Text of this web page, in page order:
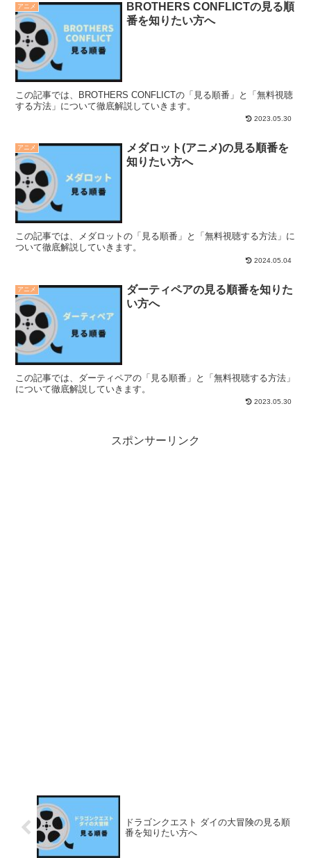
アニメ
BROTHERS CONFLICTの見る順
番を知りたい方へ
この記事では、BROTHERS CONFLICTの「見る順番」と「無料視聴
する方法」について徹底解説していきます。
2023.05.30
アニメ
メダロット(アニメ)の見る順番を
知りたい方へ
この記事では、メダロットの「見る順番」と「無料視聴する方法」に
ついて徹底解説していきます。
2024.05.04
アニメ
ダーティペアの見る順番を知りた
い方へ
この記事では、ダーティペアの「見る順番」と「無料視聴する方法」
について徹底解説していきます。
2023.05.30
スポンサーリンク
ドラゴンクエスト ダイの大冒険の見る順
番を知りたい方へ